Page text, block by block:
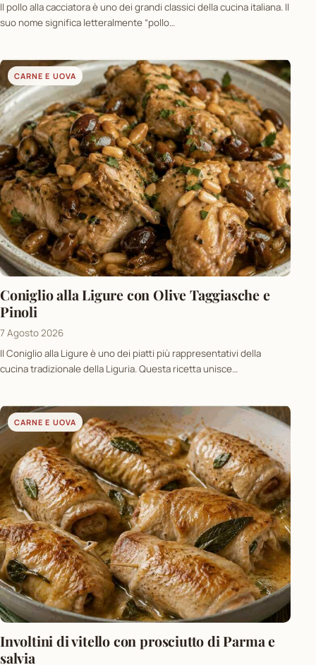
Il pollo alla cacciatora è uno dei grandi classici della cucina italiana. Il
suo nome significa letteralmente “pollo…
CARNE E UOVA
Coniglio alla Ligure con Olive Taggiasche e
Pinoli
7 Agosto 2026
Il Coniglio alla Ligure è uno dei piatti più rappresentativi della
cucina tradizionale della Liguria. Questa ricetta unisce…
CARNE E UOVA
Involtini di vitello con prosciutto di Parma e
salvia